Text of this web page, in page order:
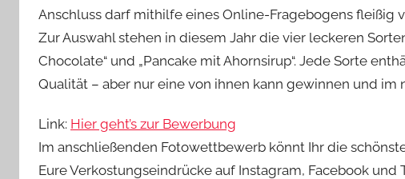
Anschluss darf mithilfe eines Online-Fragebogens fleißig
Zur Auswahl stehen in diesem Jahr die vier leckeren
Chocolate“ und „Pancake mit Ahornsirup“. Jede Sorte
Qualität – aber nur eine von ihnen kann gewinnen und im
Link: Hier geht’s zur Bewerbung
Im anschließenden Fotowettbewerb könnt Ihr die
Eure Verkostungseindrücke auf Instagram, Facebook